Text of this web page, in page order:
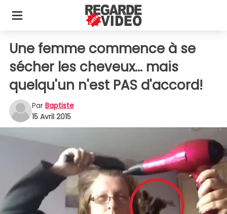
Une femme commence à se
sécher les cheveux... mais
quelqu'un n'est PAS d'accord!
Par Baptiste
15 Avril 2015